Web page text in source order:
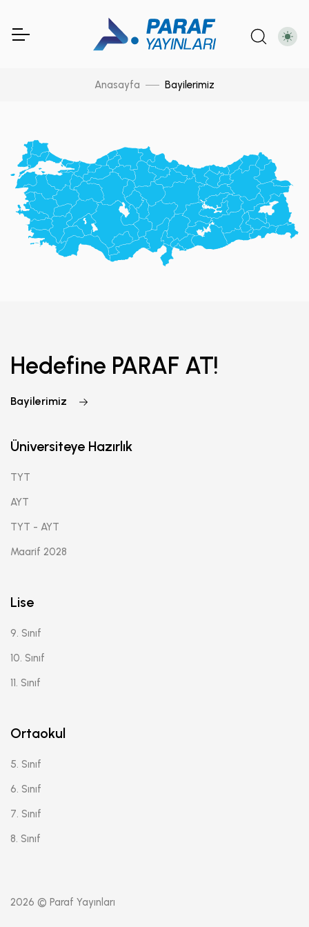
Anasayfa Bayilerimiz
Hedefine PARAF AT!
Bayilerimiz
Üniversiteye Hazırlık
TYT
AYT
TYT - AYT
Maarif 2028
Lise
9. Sınıf
10. Sınıf
11. Sınıf
Ortaokul
5. Sınıf
6. Sınıf
7. Sınıf
8. Sınıf
2026 © Paraf Yayınları